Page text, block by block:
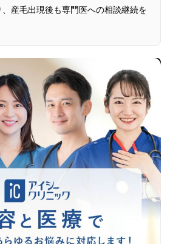
産毛出現後も専門医への相談継続を